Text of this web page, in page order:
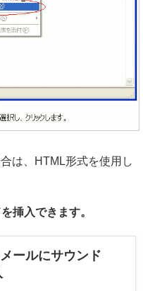
は、HTML形式を使用し
挿入できます。
ールにサウンド